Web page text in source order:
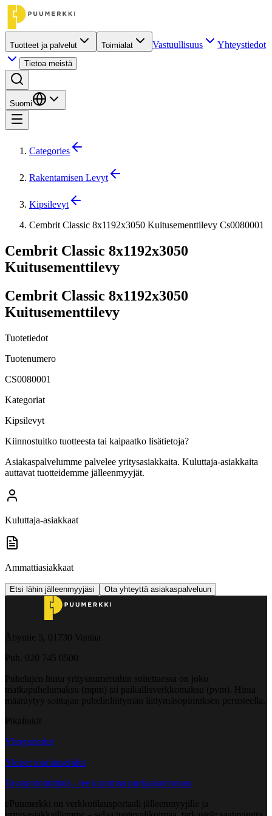
Tuotteet ja palvelut Toimialat Vastuullisuus Yhteystiedot
Tietoa meistä
Suomi
Categories
Rakentamisen Levyt
Kipsilevyt
Cembrit Classic 8x1192x3050 Kuitusementtilevy Cs0080001
Cembrit Classic 8x1192x3050
Kuitusementtilevy
Cembrit Classic 8x1192x3050
Kuitusementtilevy
Tuotetiedot
Tuotenumero
CS0080001
Kategoriat
Kipsilevyt
Kiinnostuitko tuotteesta tai kaipaatko lisätietoja?
Asiakaspalvelumme palvelee yritysasiakkaita. Kuluttaja-asiakkaita
auttavat tuotteidemme jälleenmyyjät.
Kuluttaja-asiakkaat
Ammattiasiakkaat
Etsi lähin jälleenmyyjäsi Ota yhteyttä asiakaspalveluun
Åbyntie 5, 01730 Vantaa
Puh. 020 745 0500
Puhelujen hinta yritysnumeroihin soitettaessa on joko
matkapuhelumaksu (mpm) tai paikallisverkkomaksu (pvm). Hinta
määräytyy soittajan puhelinliittymän liittymäsopimuksen perusteella.
Pikalinkit
Yhteystiedot
Yleiset toimitusehdot
Tavarantoimittaja - tee kuorman purkuajanvaraus
ePuumerkki on verkkotilausportaali jälleenmyyjille ja